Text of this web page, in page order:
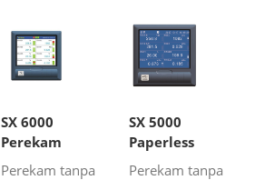
SX 6000
Perekam
Tanpa Kertas
Perekam tanpa
SX 5000
Paperless
Recorder
Perekam tanpa